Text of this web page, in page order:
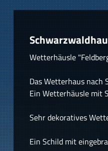
Wetterhäusle
Das Wetterhaus nach
Ein Wetterhäusle mit
Sehr dekoratives
Ein Schild mit